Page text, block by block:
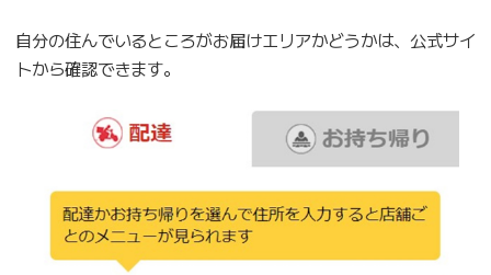
自分の住んでいるところがお届けエリアかどうかは、公式サイ
トから確認できます。